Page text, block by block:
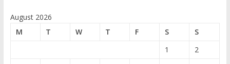
e
T
August 2026
M
T W T F S
S
1
2